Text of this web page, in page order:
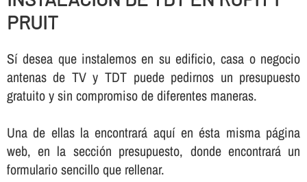
PRUIT
Sí­ desea que instalemos en su edificio, casa o negocio
antenas de TV y TDT puede pedirnos un presupuesto
gratuito y sin compromiso de diferentes maneras.
Una de ellas la encontrará aquí­ en ésta misma página
web, en la sección presupuesto, donde encontrará un
formulario sencillo que rellenar.